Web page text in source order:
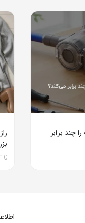
چند برابر
10 ماه پیش